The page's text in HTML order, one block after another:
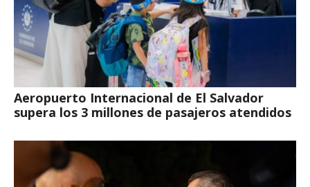
Aeropuerto Internacional de El Salvador
supera los 3 millones de pasajeros atendidos